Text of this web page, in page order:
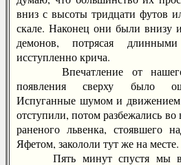
вниз с высоты тридцати футов
скале. Наконец они были внизу
демонов, потрясая
исступленно крича.
Впечатление от нашего
появления сверху было
Испуганные шумом и движением
отступили, потом разбежались во
раненого львенка, стоявшего
Яфетом, закололи тут же на месте.
Пять минут спустя мы